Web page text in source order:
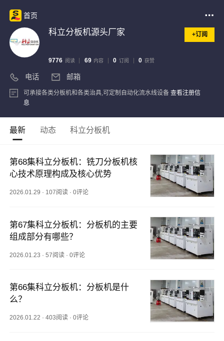
首页
科立分板机源头厂家 +订阅
9776 阅读 69 内容 0 订阅 0 获赞
电话 邮箱
可承接各类分板机和各类治具,可定制自动化流水线设备 查看注册信
息
最新 动态 科立分板机
第68集科立分板机：铣刀分板机核
心技术原理构成及核心优势
2026.01.29 · 107阅读 ·0评论
第67集科立分板机：分板机的主要
组成部分有哪些？
2026.01.23 ·57阅读 ·0评论
第66集科立分板机：分板机是什
么？
2026.01.22 ·403阅读 ·0评论